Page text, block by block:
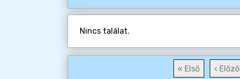
Nincs találat.
« Első ‹ Előző